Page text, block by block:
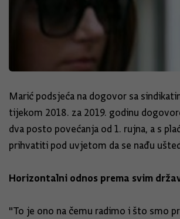
Marić podsjeća na dogovor sa
tijekom 2018. za 2019. godinu
dva posto povećanja od 1. rujna, a s
prihvatiti pod uvjetom da se nađu
Horizontalni odnos prema svim
"To je ono na čemu radimo i što smo